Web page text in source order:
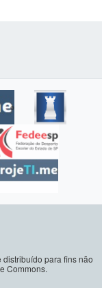
para fins não
Commons.